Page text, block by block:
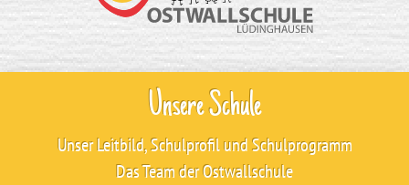
Unsere Schule
Unser Leitbild, Schulprofil und Schulprogramm
Das Team der Ostwallschule